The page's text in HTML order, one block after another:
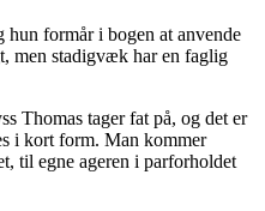
hun formår i bogen at anvende
men stadigvæk har en faglig
Thomas tager fat på, og det er
i kort form. Man kommer
til egne ageren i parforholdet